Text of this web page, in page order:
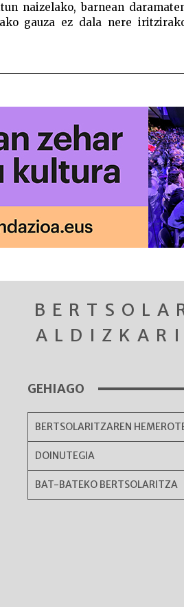
naizelako, barnean
gauza ez dala nere
GEHIAGO
BERTSOLARITZAREN
DOINUTEGIA
BAT-BATEKO BERTSOLARITZA